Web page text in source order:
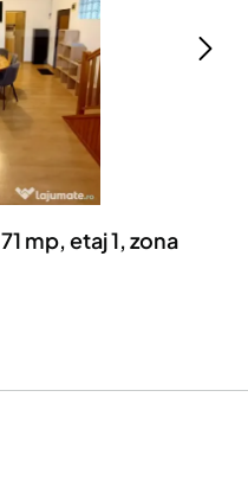
mp, etaj 1, zona